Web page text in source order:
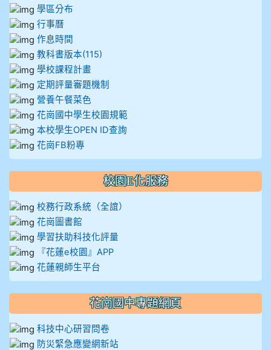
910溫婕伶
911王祉傑
911張 婷
912彭子宸
914王苡澄
學區分布
行事曆
作息時間
教科書版本(115)
學校課程計畫
定期評量審題機制
營養午餐菜色
花崗國中學生校園規範
本校學生OPEN ID查詢
花崗FB粉專
校園E化服務
校務行政系統（全誼）
花崗圖書館
學習扶助科技化評量
『花蓮e校園』APP
花蓮親師生平台
花崗國中專題網頁
科技中心研習問卷
防災緊急應變網新站